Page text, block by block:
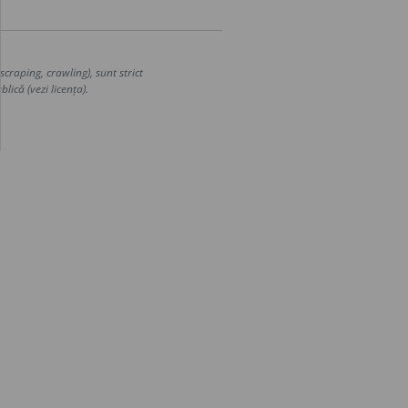
crawling), sunt strict
(vezi licența).